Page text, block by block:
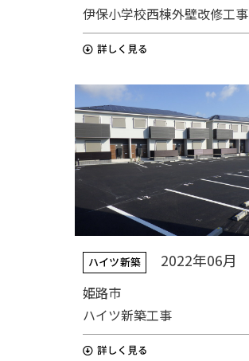
伊保小学校西棟外壁改修工事
ハイツ新築 2022年06月
姫路市
ハイツ新築工事